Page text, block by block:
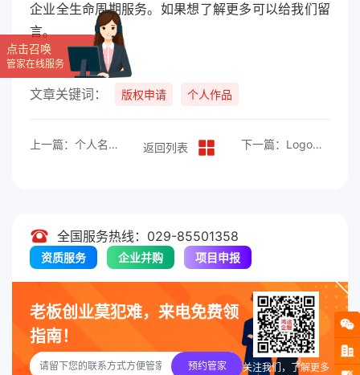
企业全生命周期服务。如果想了解更多可以给我们留
言。
文章关键词： 版权申请 个人作品
上一篇：个人名义申请商标需要哪些材料？ 返回列表 下一篇：Logo是否需要申请商标？
全国服务热线：029-85501358
资质服务 企业并购 项目申报
老板创业莫犯难，来电免费领
指南！
预约管家
关注我们，了解更多
点击召唤
管家在线服务